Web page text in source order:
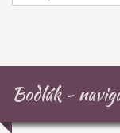
Bodlák -